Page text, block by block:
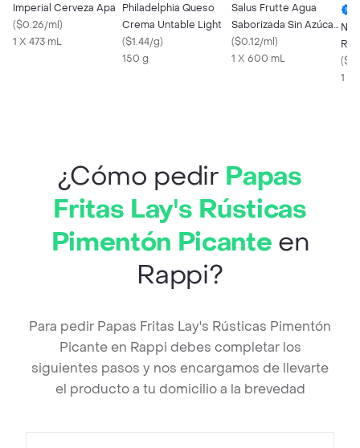
Imperial Cerveza Apa
($0.26/ml)
1 X 473 mL
Philadelphia Queso
Crema Untable Light
($1.44/g)
150 g
Salus Frutte Agua
Saborizada Sin Azúcar
Manzana Verde
($0.12/ml)
1 X 600 mL
(
1 X
¿Cómo pedir Papas
Fritas Lay's Rústicas
Pimentón Picante en
Rappi?
Para pedir Papas Fritas Lay's Rústicas Pimentón
Picante en Rappi debes completar los
siguientes pasos y nos encargamos de llevarte
el producto a tu domicilio a la brevedad